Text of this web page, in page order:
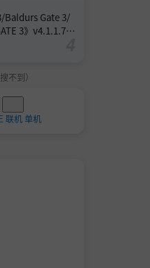
Baldurs Gate 3/
3》v4.1.1.739
官中免安
不到）
联机单机